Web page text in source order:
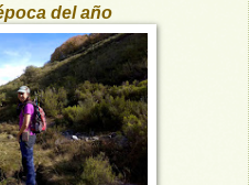
del año